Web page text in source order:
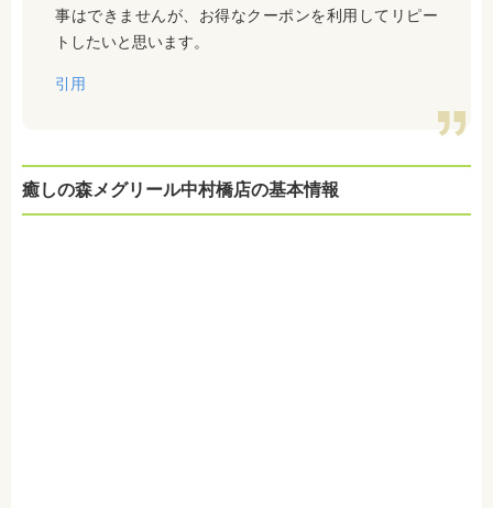
事はできませんが、お得なクーポンを利用してリピー
トしたいと思います。
引用
癒しの森メグリール中村橋店の基本情報